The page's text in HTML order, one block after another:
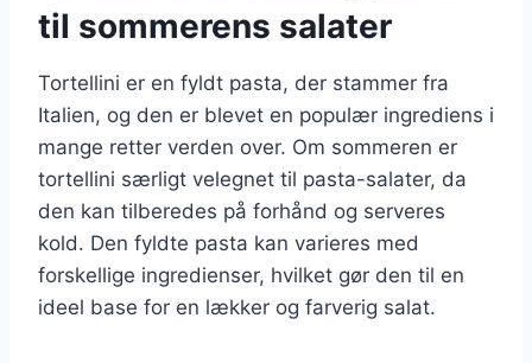
til sommerens salater
Tortellini er en fyldt pasta, der stammer fra
Italien, og den er blevet en populær ingrediens i
mange retter verden over. Om sommeren er
tortellini særligt velegnet til pasta-salater, da
den kan tilberedes på forhånd og serveres
kold. Den fyldte pasta kan varieres med
forskellige ingredienser, hvilket gør den til en
ideel base for en lækker og farverig salat.